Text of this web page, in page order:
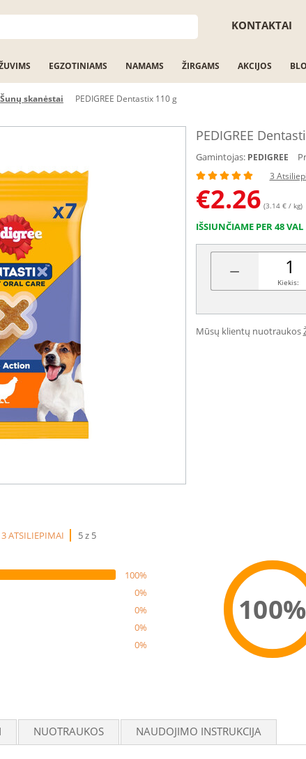
KONTAKTAI
EGZOTINIAMS NAMAMS ŽIRGAMS AKCIJOS
Šunų skanėstai PEDIGREE Dentastix 110 g
PEDIGREE
Gamintojas: PEDIGREE
3
€2.26 (3.14 € / kg)
IŠSIUNČIAME PER 48 VAL
− Kiekis:
Mūsų klientų nuotraukos
3 ATSILIEPIMAI 5 z 5
100%
0%
0%
0%
0%
100%
NUOTRAUKOS NAUDOJIMO INSTRUKCIJA